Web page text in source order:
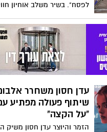
לפסח". בשיר משלב אוחיון
ניסן.
עדן חסון משחרר
שיתוף פעולה מפתיע
"על הקצה"
הזמר והיוצר עדן חסון משיק